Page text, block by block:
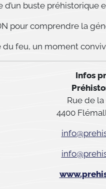
d’un buste préhistorique
pour comprendre la
feu, un moment
Infos
Rue de
4400